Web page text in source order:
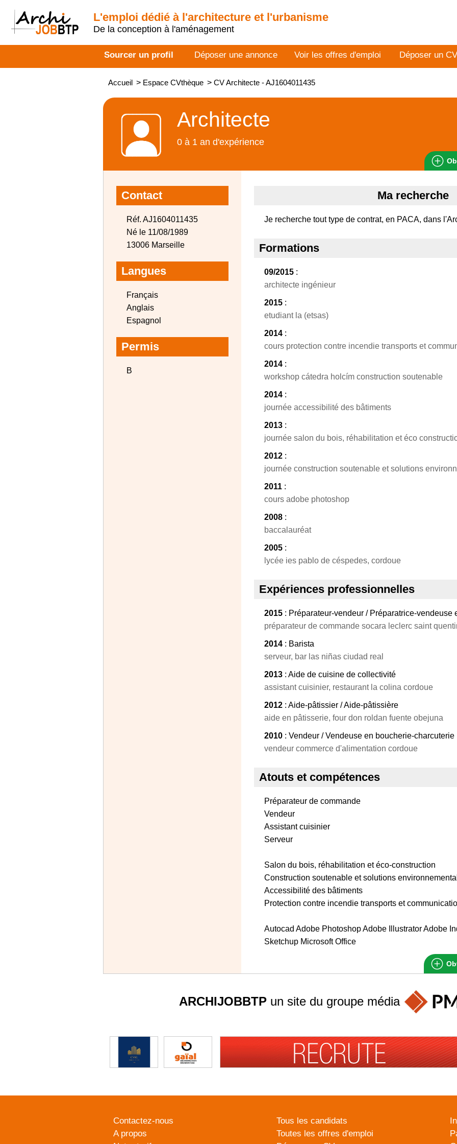
L'emploi dédié à l'architecture et l'urbanisme
De la conception à l'aménagement
Sourcer un profil Déposer une annonce Voir les offres d'emploi Déposer un CV
Accueil > Espace CVthèque > CV Architecte - AJ1604011435
Architecte
0 à 1 an d'expérience
Contact
Réf. AJ1604011435
Né le 11/08/1989
13006 Marseille
Langues
Français
Anglais
Espagnol
Permis
B
Ma recherche
Je recherche tout type de contrat, en PACA, dans
Formations
09/2015 :
architecte ingénieur
2015 :
etudiant la (etsas)
2014 :
cours protection contre incendie transports et
2014 :
workshop cátedra holcím construction soutenable
2014 :
journée accessibilité des bâtiments
2013 :
journée salon du bois, réhabilitation et éco
2012 :
journée construction soutenable et solutions
2011 :
cours adobe photoshop
2008 :
baccalauréat
2005 :
lycée ies pablo de céspedes, cordoue
Expériences professionnelles
2015 : Préparateur-vendeur / Préparatrice-vendeuse
préparateur de commande socara leclerc saint
2014 : Barista
serveur, bar las niñas ciudad real
2013 : Aide de cuisine de collectivité
assistant cuisinier, restaurant la colina cordoue
2012 : Aide-pâtissier / Aide-pâtissière
aide en pâtisserie, four don roldan fuente obejuna
2010 : Vendeur / Vendeuse en boucherie-charcuterie
vendeur commerce d'alimentation cordoue
Atouts et compétences
Préparateur de commande
Vendeur
Assistant cuisinier
Serveur
Salon du bois, réhabilitation et éco-construction
Construction soutenable et solutions
Accessibilité des bâtiments
Protection contre incendie transports et
Autocad Adobe Photoshop Adobe Illustrator Adobe
Sketchup Microsoft Office
ARCHIJOBBTPun site du groupe média
Contactez-nous
A propos
Tous les candidats
Toutes les offres d'emploi